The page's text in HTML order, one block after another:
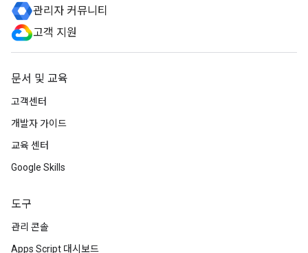
관리자 커뮤니티
고객 지원
문서 및 교육
고객센터
개발자 가이드
교육 센터
Google Skills
도구
관리 콘솔
Apps Script 대시보드